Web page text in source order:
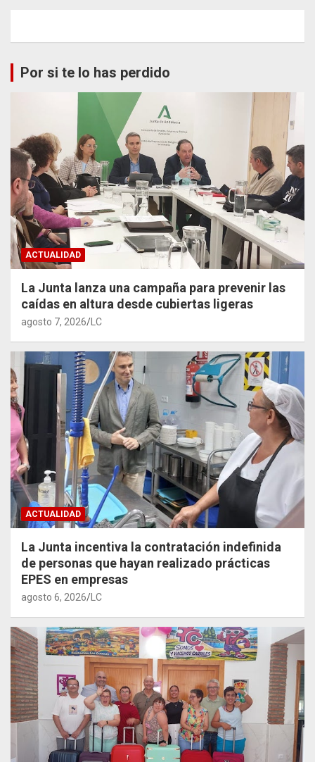
Por si te lo has perdido
ACTUALIDAD
La Junta lanza una campaña para prevenir las
caídas en altura desde cubiertas ligeras
agosto 7, 2026 LC
ACTUALIDAD
La Junta incentiva la contratación indefinida
de personas que hayan realizado prácticas
EPES en empresas
agosto 6, 2026 LC